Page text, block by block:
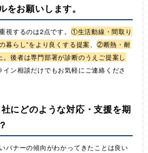
をお願いします。
視するのは2点です。 ①生活動線・間取り
暮らし”をより良くする提案、 ②断熱・耐
。後者は専門部署が診断のうえご提案し
イン相談だけでもお気軽にご連絡くださ
にどのような対応・支援を期
バナーの傾向がわかってきたことは良い